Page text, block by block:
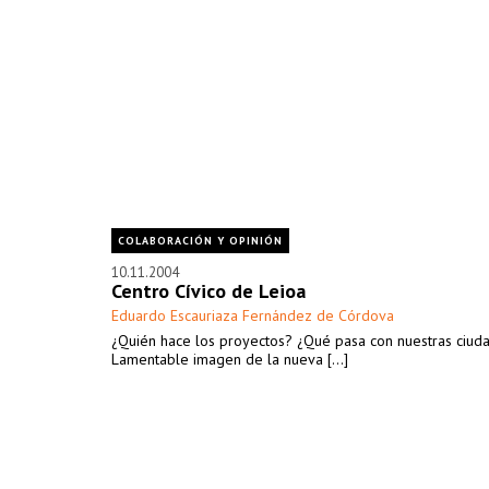
COLABORACIÓN Y OPINIÓN
10.11.2004
Centro Cívico de Leioa
Eduardo Escauriaza Fernández de Córdova
¿Quién hace los proyectos? ¿Qué pasa con nuestras
Lamentable imagen de la nueva [...]